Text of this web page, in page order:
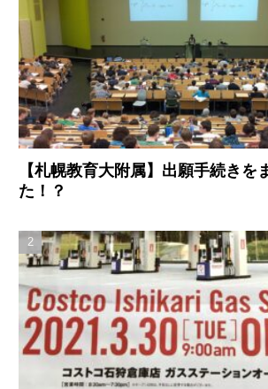
【札幌教育大附属】出願手続きを
た！？